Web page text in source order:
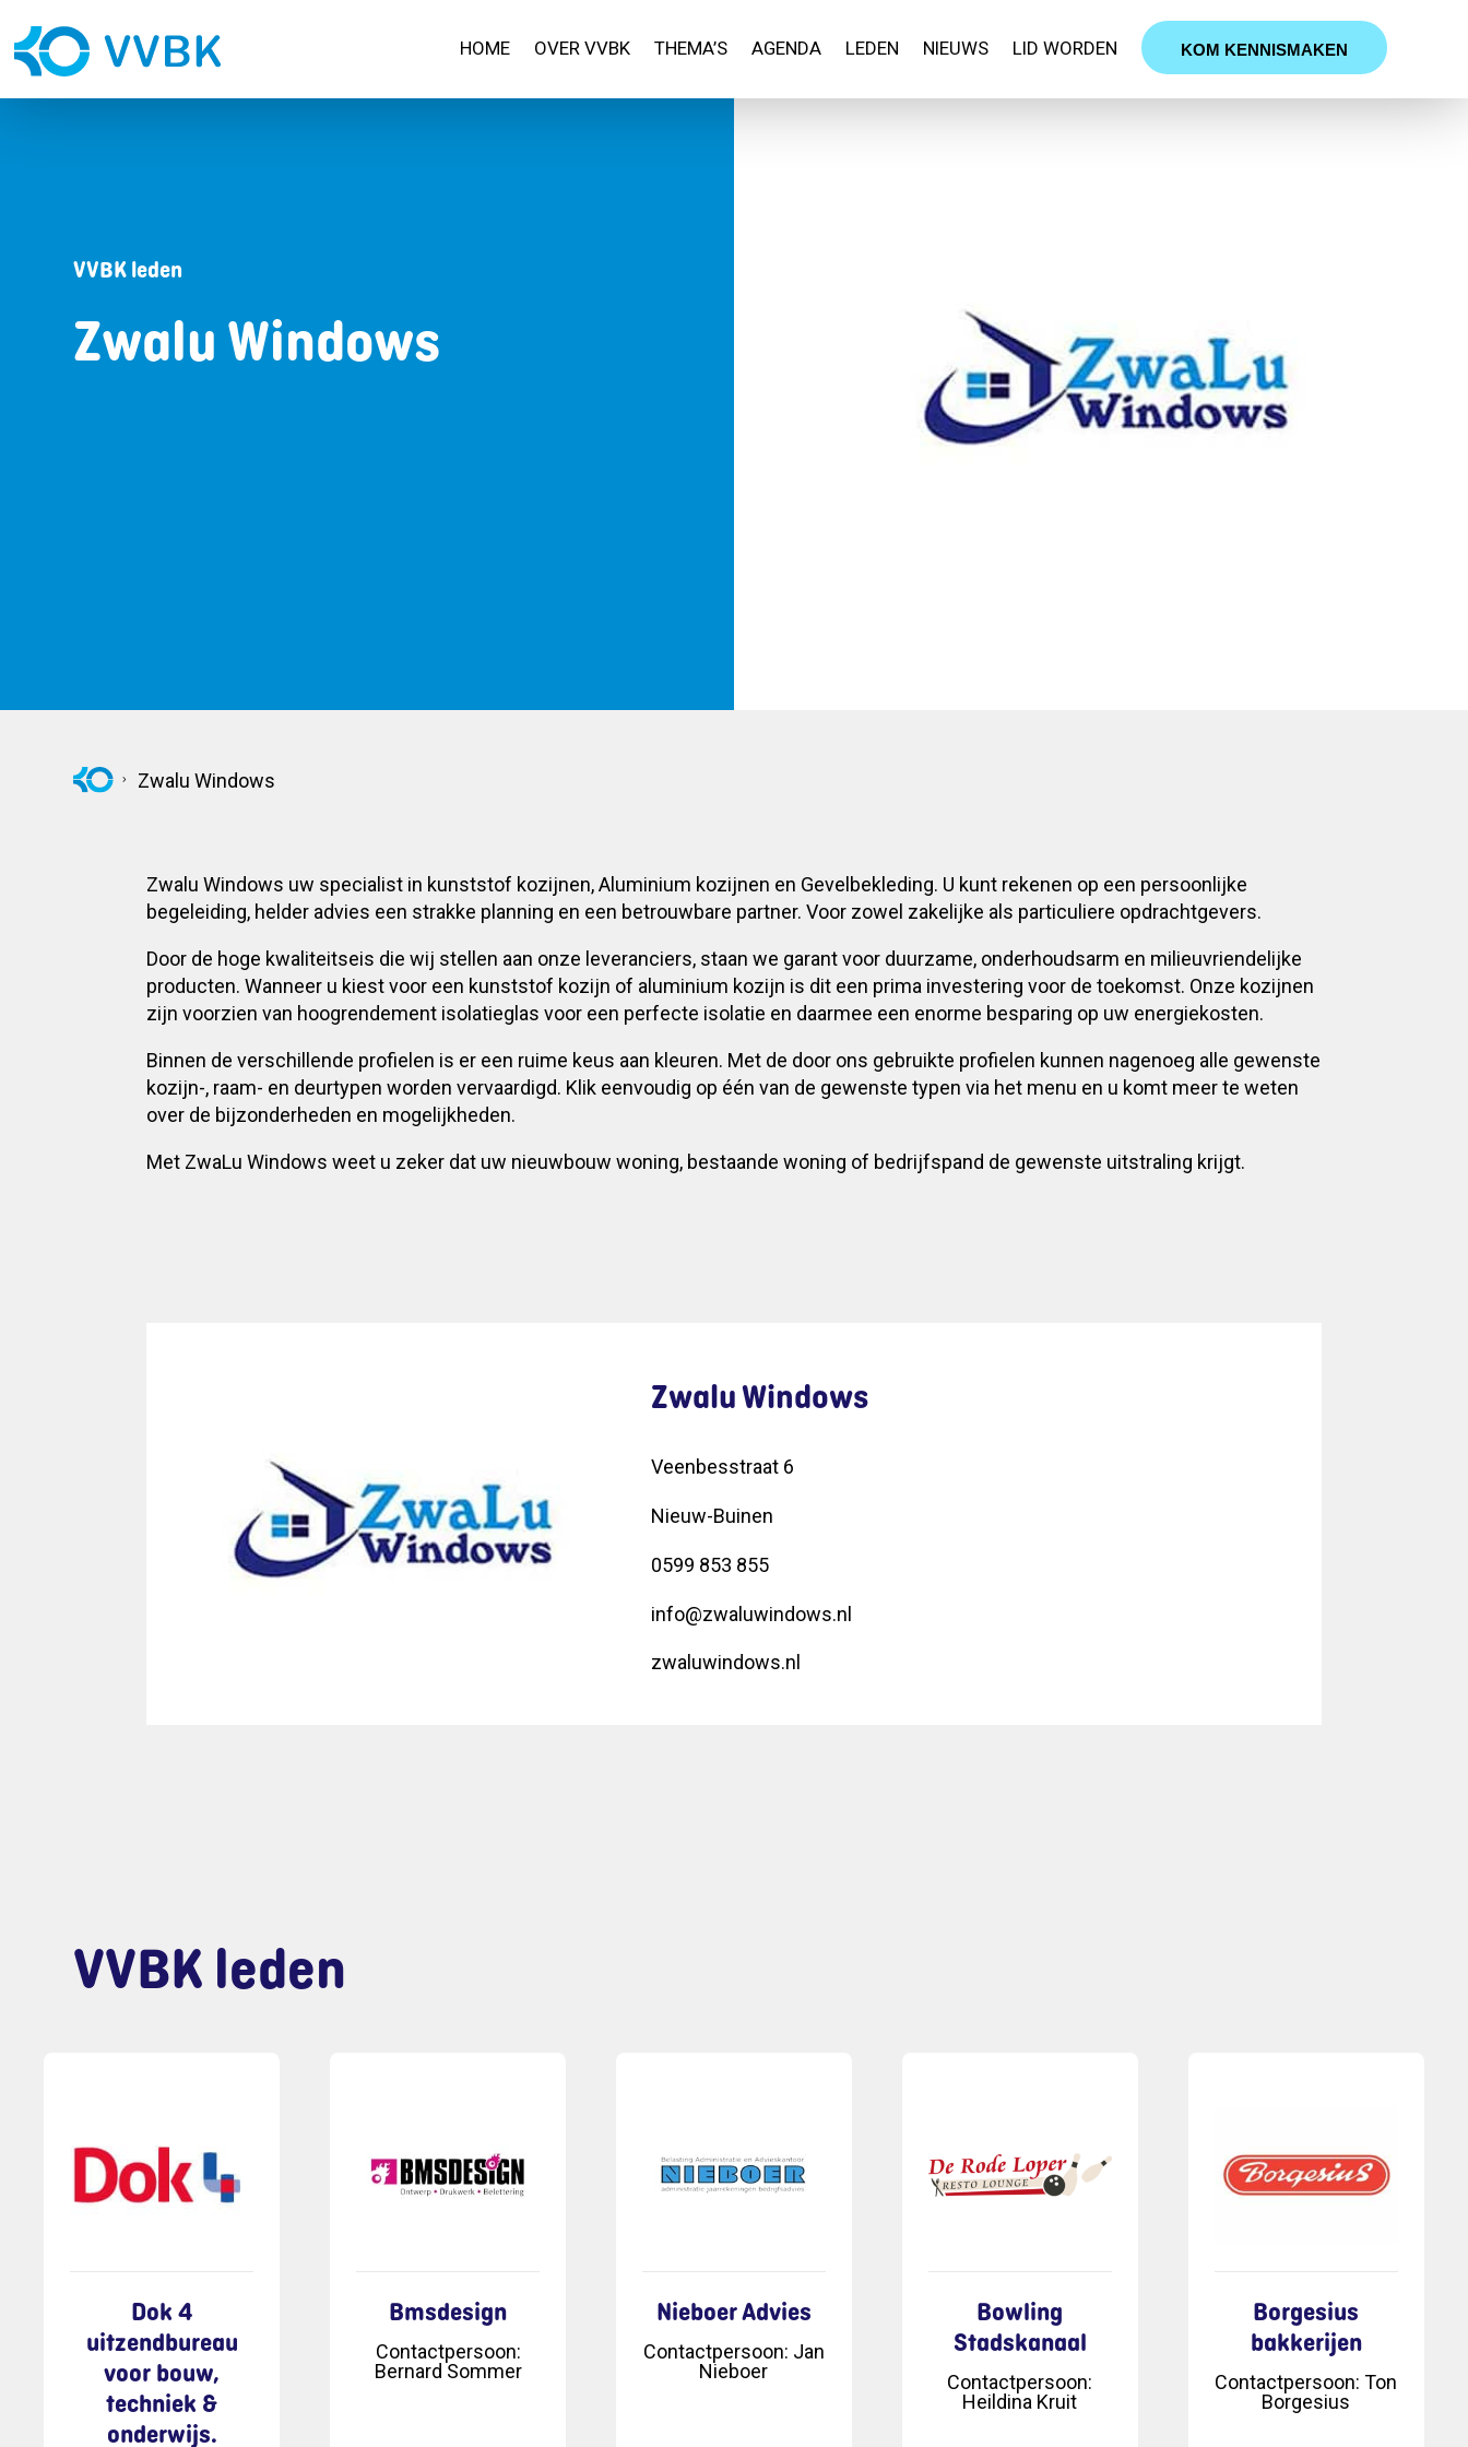
HOME OVER VVBK THEMA’S AGENDA LEDEN NIEUWS LID WORDEN KOM KENNISMAKEN
VVBK leden
Zwalu Windows
Zwalu Windows
Zwalu Windows uw specialist in kunststof kozijnen, Aluminium kozijnen en Gevelbekleding. U kunt rekenen op een persoonlijke
begeleiding, helder advies een strakke planning en een betrouwbare partner. Voor zowel zakelijke als particuliere opdrachtgevers.
Door de hoge kwaliteitseis die wij stellen aan onze leveranciers, staan we garant voor duurzame, onderhoudsarm en milieuvriendelijke
producten. Wanneer u kiest voor een kunststof kozijn of aluminium kozijn is dit een prima investering voor de toekomst. Onze kozijnen
zijn voorzien van hoogrendement isolatieglas voor een perfecte isolatie en daarmee een enorme besparing op uw energiekosten.
Binnen de verschillende profielen is er een ruime keus aan kleuren. Met de door ons gebruikte profielen kunnen nagenoeg alle gewenste
kozijn-, raam- en deurtypen worden vervaardigd. Klik eenvoudig op één van de gewenste typen via het menu en u komt meer te weten
over de bijzonderheden en mogelijkheden.
Met ZwaLu Windows weet u zeker dat uw nieuwbouw woning, bestaande woning of bedrijfspand de gewenste uitstraling krijgt.
Zwalu Windows
Veenbesstraat 6
Nieuw-Buinen
0599 853 855
info@zwaluwindows.nl
zwaluwindows.nl
VVBK leden
Dok 4
uitzendbureau
voor bouw,
techniek &
onderwijs.
Bmsdesign
Contactpersoon:
Bernard Sommer
Nieboer Advies
Contactpersoon: Jan
Nieboer
Bowling
Stadskanaal
Contactpersoon:
Heildina Kruit
Borgesius
bakkerijen
Contactpersoon:Ton
Borgesius